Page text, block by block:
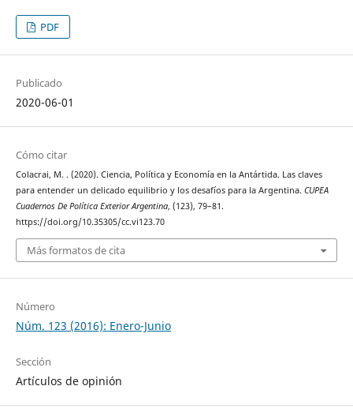
PDF
Publicado
2020-06-01
Cómo citar
Colacrai, M. . (2020). Ciencia, Política y Economía en la Antártida. Las claves
para entender un delicado equilibrio y los desafíos para la Argentina. CUPEA
Cuadernos De Política Exterior Argentina, (123), 79–81.
https://doi.org/10.35305/cc.vi123.70
Más formatos de cita
Número
Núm. 123 (2016): Enero-Junio
Sección
Artículos de opinión